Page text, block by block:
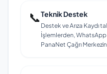
📞Teknik Destek
Destek ve Arıza Kaydı
İşlemlerden,
PanaNet Çağrı